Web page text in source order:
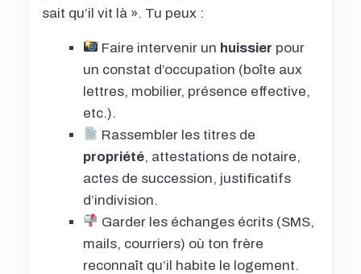
sait qu’il vit là ». Tu peux :
Faire intervenir un huissier pour
un constat d’occupation (boîte aux
lettres, mobilier, présence effective,
etc.).
Rassembler les titres de
propriété, attestations de notaire,
actes de succession, justificatifs
d’indivision.
Garder les échanges écrits (SMS,
mails, courriers) où ton frère
reconnaît qu’il habite le logement.